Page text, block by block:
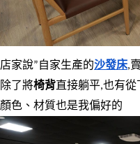
店家說”自家生產的沙發床,
除了將椅背直接躺平,也有從
顏色、材質也是我偏好的